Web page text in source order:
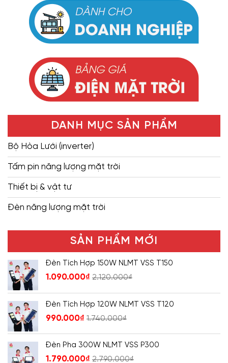
DANH MỤC SẢN PHẨM
Bộ Hòa Lưới (inverter)
Tấm pin năng lượng mặt trời
Thiết bị & vật tư
Đèn năng lượng mặt trời
SẢN PHẨM MỚI
Đèn Tích Hợp 150W NLMT VSS T150
1.090.000₫ 2.120.000₫
Đèn Tích Hợp 120W NLMT VSS T120
990.000₫ 1.740.000₫
Đèn Pha 300W NLMT VSS P300
1.790.000₫ 2.790.000₫